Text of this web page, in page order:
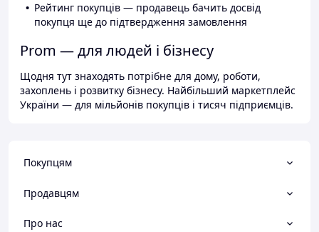
Рейтинг покупців — продавець бачить досвід
покупця ще до підтвердження замовлення
Prom — для людей і бізнесу
Щодня тут знаходять потрібне для дому, роботи,
захоплень і розвитку бізнесу. Найбільший маркетплейс
України — для мільйонів покупців і тисяч підприємців.
Покупцям
Продавцям
Про нас